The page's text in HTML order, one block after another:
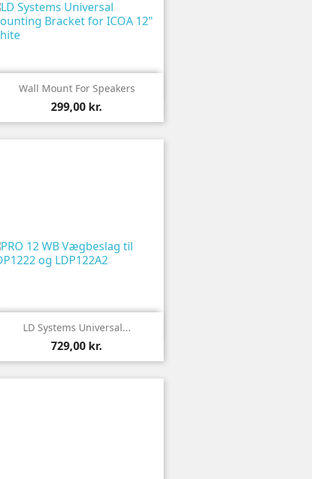
 Vis
Wall Mount For Speakers
299,00 kr.
 Vis
LD Systems Universal...
729,00 kr.